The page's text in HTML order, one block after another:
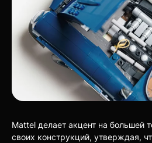
Mattel делает акцент на большей
своих конструкций, утверждая,